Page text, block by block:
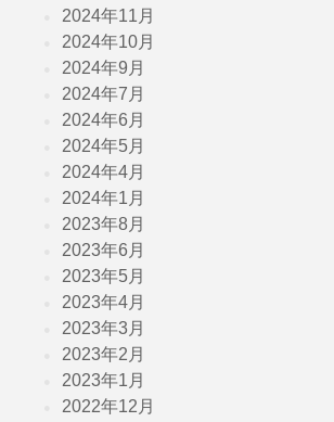
2024年11月
2024年10月
2024年9月
2024年7月
2024年6月
2024年5月
2024年4月
2024年1月
2023年8月
2023年6月
2023年5月
2023年4月
2023年3月
2023年2月
2023年1月
2022年12月